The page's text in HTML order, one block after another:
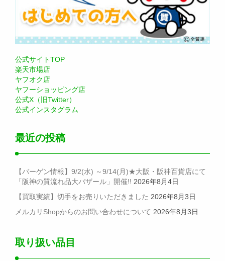
公式サイトTOP
楽天市場店
ヤフオク店
ヤフーショッピング店
公式X（旧Twitter）
公式インスタグラム
最近の投稿
【バーゲン情報】9/2(水) ～9/14(月)★大阪・阪神百貨店にて
「阪神の質流れ品大バザール」開催!! 2026年8月4日
【買取実績】切手をお売りいただきました 2026年8月3日
メルカリShopからのお問い合わせについて 2026年8月3日
取り扱い品目